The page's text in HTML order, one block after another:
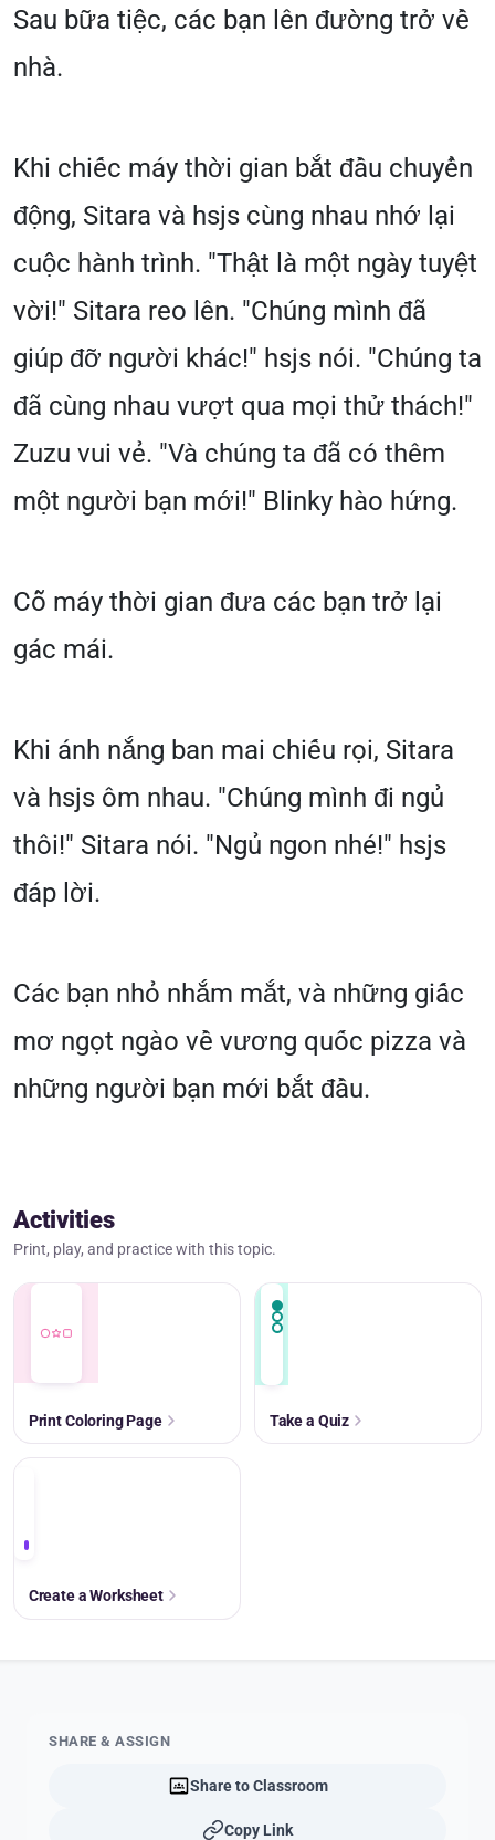
Sau bữa tiệc, các bạn lên đường trở về
nhà.
Khi chiếc máy thời gian bắt đầu chuyển
động, Sitara và hsjs cùng nhau nhớ lại
cuộc hành trình. "Thật là một ngày tuyệt
vời!" Sitara reo lên. "Chúng mình đã
giúp đỡ người khác!" hsjs nói. "Chúng ta
đã cùng nhau vượt qua mọi thử thách!"
Zuzu vui vẻ. "Và chúng ta đã có thêm
một người bạn mới!" Blinky hào hứng.
Cỗ máy thời gian đưa các bạn trở lại
gác mái.
Khi ánh nắng ban mai chiếu rọi, Sitara
và hsjs ôm nhau. "Chúng mình đi ngủ
thôi!" Sitara nói. "Ngủ ngon nhé!" hsjs
đáp lời.
Các bạn nhỏ nhắm mắt, và những giấc
mơ ngọt ngào về vương quốc pizza và
những người bạn mới bắt đầu.
Activities
Print, play, and practice with this topic.
Print Coloring Page Take a Quiz
Create a Worksheet
SHARE & ASSIGN
Share to Classroom
Copy Link